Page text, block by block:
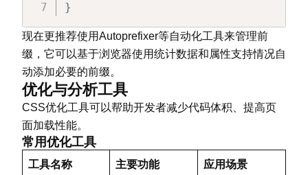
}
现在更推荐使用Autoprefixer等自动化工具来管理前
缀，它可以基于浏览器使用统计数据和属性支持情况自
动添加必要的前缀。
优化与分析工具
CSS优化工具可以帮助开发者减少代码体积、提高页
面加载性能。
常用优化工具
工具名称 主要功能 应用场景